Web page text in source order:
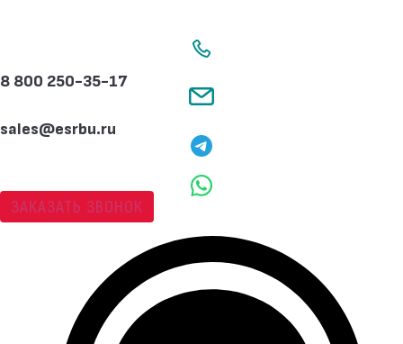
8 800 250-35-17
sales@esrbu.ru
ЗАКАЗАТЬ ЗВОНОК